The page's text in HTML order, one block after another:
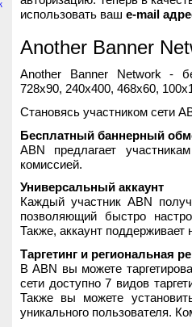
использовать ваш e-mail
Another Banner
Another Banner Network -
728x90, 240x400, 468x60,
Становясь участником сети
Бесплатный баннерный
ABN предлагает
комиссией.
Универсальный аккаунт
Каждый участник ABN
позволяющий быстро
Также, аккаунт поддерживает
Таргетинг и региональная
В ABN вы можете
сети доступно 7 видов
Также вы можете
уникального пользователя.